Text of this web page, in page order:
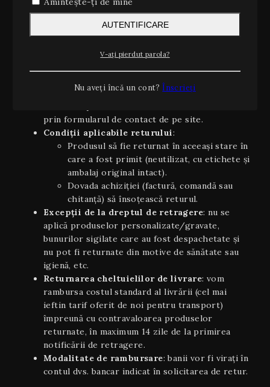
Conform OUG 34/2014 și Directivei UE 2011/83/UE
retrageți din contract, fără a invoca un motiv, în
trimiteți, înainte de împlinirea celor 14 zile, o
prin formularul de contact de pe site.
Condiţii aplicabile returului:
Produsul să fie returnat în aceeaşi stare în
care a fost primit (neutilizat, cu etichete și
ambalaj original intact).
Dovada achiziției (factură, comandă sau
chitanță) să însoțească returul.
Excepții de la dreptul de retragere: nu se
aplică produselor personalizate/gravate,
bunurilor sigilate care au fost despachetate și
nu pot fi returnate din motive de sănătate sau
igienă, etc.
Returnarea cheltuielilor de livrare: vom
rambursa costul standard al livrării (cel mai
ieftin tarif oferit de noi pentru transport)
împreună cu contravaloarea produselor
returnate, în maximum 14 zile de la primirea
notificării de retragere.
Modalitate de rambursare: banii vor fi virați în
contul dvs. bancar indicat în solicitarea de retur.
AUTENTIFICARE
V-ați pierdut parola?
Nu aveți încă un cont? Înscrieți